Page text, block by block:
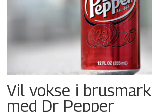
Vil vokse i
med Dr Pepper